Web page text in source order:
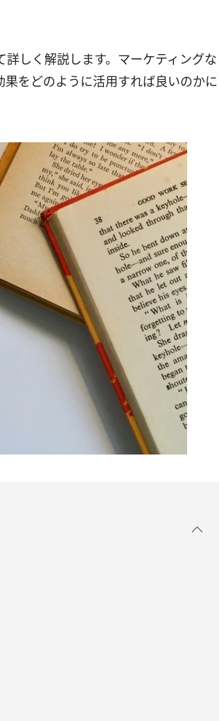
しく解説します。マーケティングな
をどのように活用すれば良いのかに